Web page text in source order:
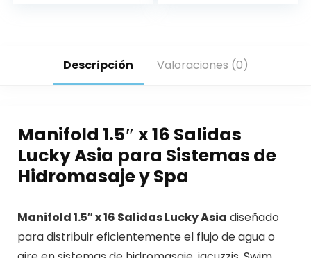
Descripción Valoraciones (0)
Manifold 1.5″ x 16 Salidas
Lucky Asia para Sistemas de
Hidromasaje y Spa
Manifold 1.5″ x 16 Salidas Lucky Asia diseñado
para distribuir eficientemente el flujo de agua o